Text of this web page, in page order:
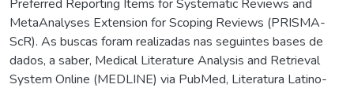
Preferred Reporting Items for Systematic Reviews and
MetaAnalyses Extension for Scoping Reviews (PRISMA-
ScR). As buscas foram realizadas nas seguintes bases de
dados, a saber, Medical Literature Analysis and Retrieval
System Online (MEDLINE) via PubMed, Literatura Latino-